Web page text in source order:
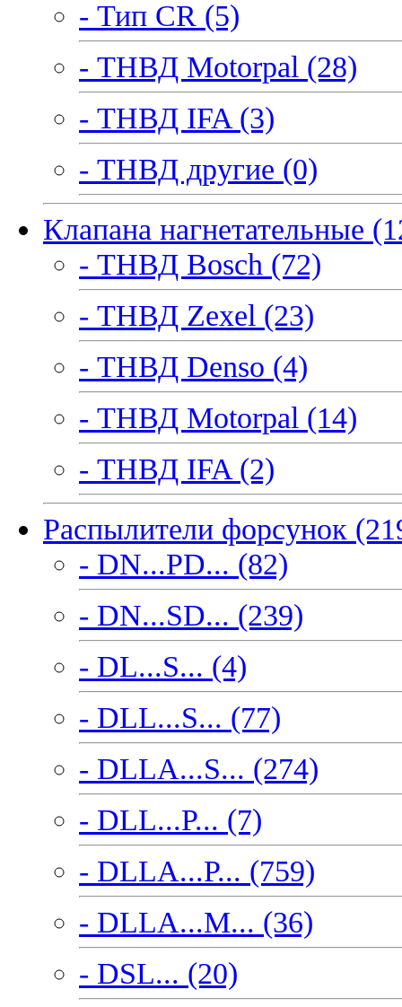
- Тип CR (5)
- ТНВД Motorpal (28)
- ТНВД IFA (3)
- ТНВД другие (0)
Клапана нагнетательные
- ТНВД Bosch (72)
- ТНВД Zexel (23)
- ТНВД Denso (4)
- ТНВД Motorpal (14)
- ТНВД IFA (2)
Распылители форсунок
- DN...PD... (82)
- DN...SD... (239)
- DL...S... (4)
- DLL...S... (77)
- DLLA...S... (274)
- DLL...P... (7)
- DLLA...P... (759)
- DLLA...M... (36)
- DSL... (20)